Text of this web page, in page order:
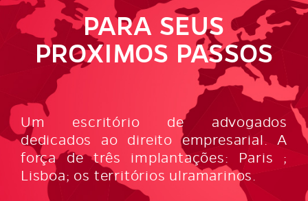
PARA SEUS
PROXIMOS PASSOS
Um escritório de advogados
dedicados ao direito empresarial. A
força de três implantações: Paris ;
Lisboa; os territórios ulramarinos.